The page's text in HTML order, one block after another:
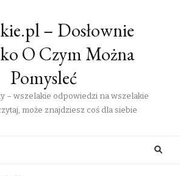
– Dosłownie
O Czym Można
Pomysleć
– wszelakie odpowiedzi na wszelakie
może znajdziesz coś dla siebie